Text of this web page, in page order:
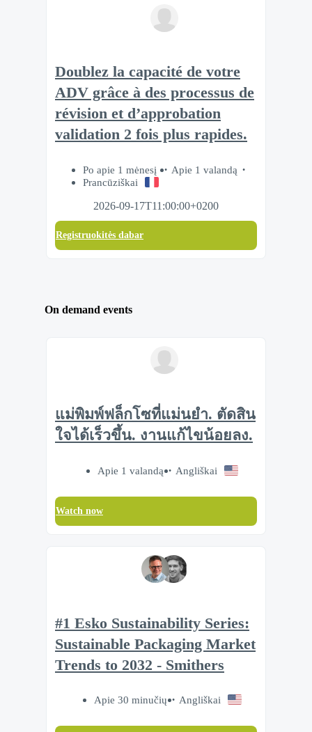
Doublez la capacité de votre
ADV grâce à des processus de
révision et d’approbation
validation 2 fois plus rapides.
Po apie 1 mėnesį
Apie 1 valandą
Prancūziškai
2026-09-17T11:00:00+0200
Registruokitės dabar
On demand events
แม่พิมพ์ฟล็กโซที่แม่นยำ. ตัดสิน
ใจได้เร็วขึ้น. งานแก้ไขน้อยลง.
Apie 1 valandą Angliškai
Watch now
#1 Esko Sustainability Series:
Sustainable Packaging Market
Trends to 2032 - Smithers
Apie 30 minučių Angliškai